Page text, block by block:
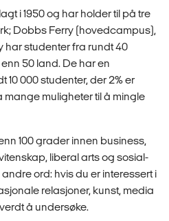
i 1950 og har holder til på tre
Dobbs Ferry (hovedcampus),
har studenter fra rundt 40
50 land. De har en
000 studenter, der 2% er
mange muligheter til å mingle
100 grader innen business,
liberal arts og sosial-
ord: hvis du er interessert i
relasjoner, kunst, media
å undersøke.